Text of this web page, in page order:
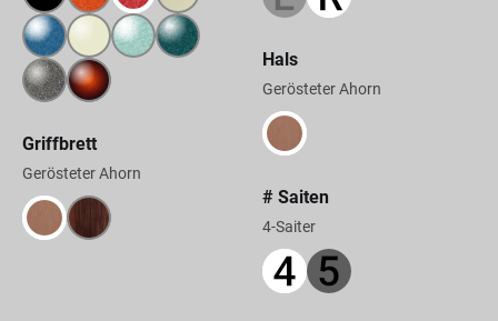
Griffbrett
Gerösteter Ahorn
Hals
Gerösteter Ahorn
# Saiten
4-Saiter